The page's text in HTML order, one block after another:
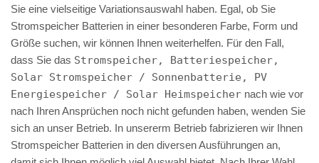
Sie eine vielseitige Variationsauswahl haben. Egal, ob Sie
Stromspeicher Batterien in einer besonderen Farbe, Form und
Größe suchen, wir können Ihnen weiterhelfen. Für den Fall,
dass Sie das Stromspeicher, Batteriespeicher,
Solar Stromspeicher / Sonnenbatterie, PV
Energiespeicher / Solar Heimspeicher nach wie vor
nach Ihren Ansprüchen noch nicht gefunden haben, wenden Sie
sich an unser Betrieb. In unsererm Betrieb fabrizieren wir Ihnen
Stromspeicher Batterien in den diversen Ausführungen an,